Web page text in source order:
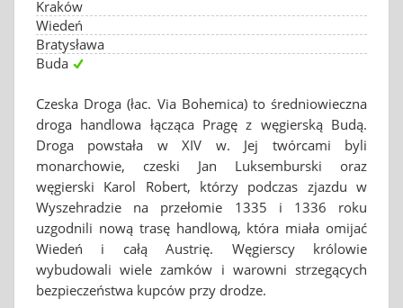
Kraków
Wiedeń
Bratysława
Buda
Czeska Droga (łac. Via Bohemica) to średniowieczna
droga handlowa łącząca Pragę z węgierską Budą.
Droga powstała w XIV w. Jej twórcami byli
monarchowie, czeski Jan Luksemburski oraz
węgierski Karol Robert, którzy podczas zjazdu w
Wyszehradzie na przełomie 1335 i 1336 roku
uzgodnili nową trasę handlową, która miała omijać
Wiedeń i całą Austrię. Węgierscy królowie
wybudowali wiele zamków i warowni strzegących
bezpieczeństwa kupców przy drodze.